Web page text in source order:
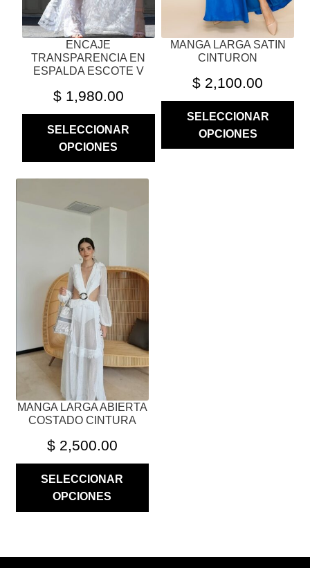
ENCAJE
TRANSPARENCIA EN
ESPALDA ESCOTE V
$1,980.00
SELECCIONAR
OPCIONES
LA
PÁGINA
PRODUCTO
MANGA LARGA SATIN
CINTURON
$ 2,100.00
SELECCIONAR
OPCIONES
DE
MANGA LARGA ABIERTA
COSTADO CINTURA
$2,500.00
SELECCIONAR
OPCIONES
PRODUCTO
VARIANTES.
OPCIONES
PUEDEN
ELEGIR
EN
PÁGINA
DE